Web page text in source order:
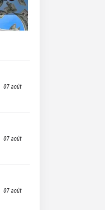
07 août
07 août
07 août